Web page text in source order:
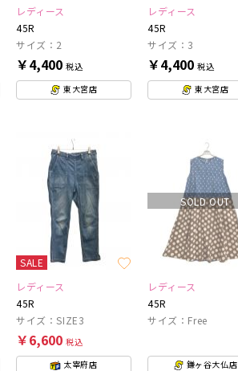
レディース
45R
サイズ：2
￥4,400 税込
東大宮店
レディース
45R
サイズ：3
￥4,400 税込
東大宮店
SALE
レディース
45R
サイズ：SIZE3
￥6,600 税込
太宰府店
SOLD OUT
レディース
45R
サイズ：Free
鎌ヶ谷大仏店